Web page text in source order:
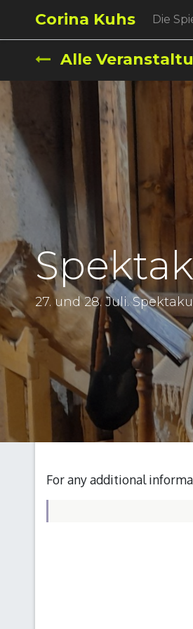
Corina Kuhs Die
Alle
27. und 28. Juli.
For any additional